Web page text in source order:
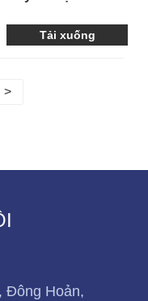
Tải xuống
>
Đông Hoản,